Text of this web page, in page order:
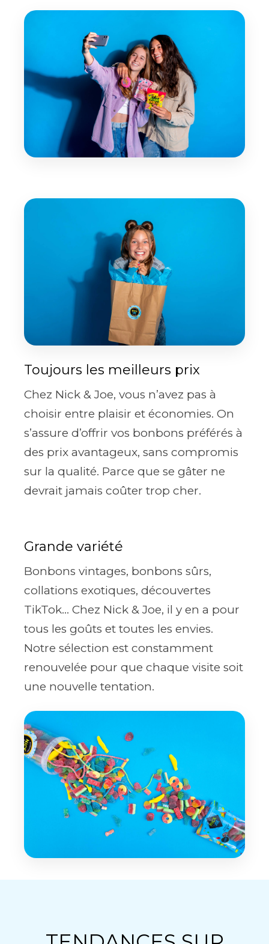
Toujours les meilleurs prix
Chez Nick & Joe, vous n’avez pas à
choisir entre plaisir et économies. On
s’assure d’offrir vos bonbons préférés à
des prix avantageux, sans compromis
sur la qualité. Parce que se gâter ne
devrait jamais coûter trop cher.
Grande variété
Bonbons vintages, bonbons sûrs,
collations exotiques, découvertes
TikTok... Chez Nick & Joe, il y en a pour
tous les goûts et toutes les envies.
Notre sélection est constamment
renouvelée pour que chaque visite soit
une nouvelle tentation.